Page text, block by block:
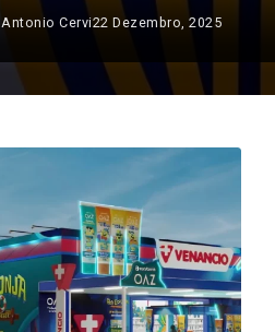
Antonio Cervi22 Dezembro, 2025